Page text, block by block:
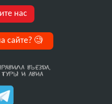
нас
сайте? 🧐